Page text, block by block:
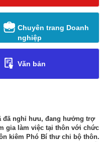
Chuyên trang Doanh
nghiệp
Văn bản
đã nghỉ hưu, đang hưởng trợ
gia làm việc tại thôn với chức
kiêm Phó Bí thư chi bộ thôn.